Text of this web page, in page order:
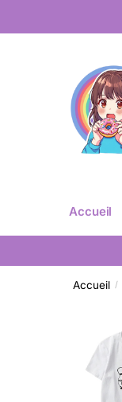
Accueil
Accueil /